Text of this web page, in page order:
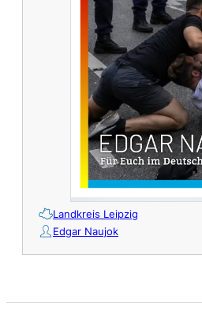
Landkreis Leipzig
Edgar Naujok